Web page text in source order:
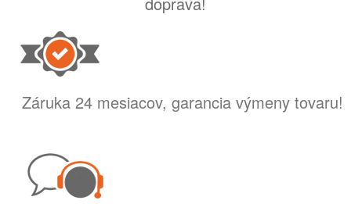
Záruka 24 mesiacov, garancia výmeny tovaru!